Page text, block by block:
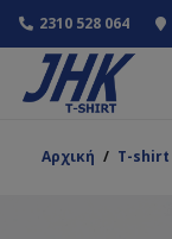
2310 528 064
Αρχική / T-shirt